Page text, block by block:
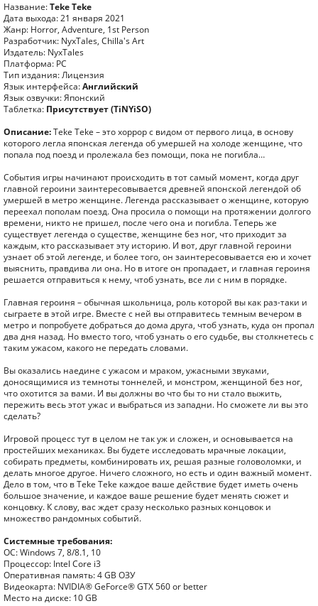
Название:Teke Teke
Дата выхода: 21 января 2021
Жанр: Horror, Adventure, 1st Person
Разработчик: NyxTales, Chilla's Art
Издатель: NyxTales
Платформа: PC
Тип издания: Лицензия
Язык интерфейса:Английский
Язык озвучки: Японский
Таблетка: Присутствует (TiNYiSO)
Описание:Teke Teke – это хоррор с видом от первого лица, в основу
которого легла японская легенда об умершей на холоде женщине, что
попала под поезд и пролежала без помощи, пока не погибла…
События игры начинают происходить в тот самый момент, когда друг
главной героини заинтересовывается древней японской легендой об
умершей в метро женщине. Легенда рассказывает о женщине, которую
переехал пополам поезд. Она просила о помощи на протяжении долгого
времени, никто не пришел, после чего она и погибла. Теперь же
существует легенда о существе, женщине без ног, что приходит за
каждым, кто рассказывает эту историю. И вот, друг главной героини
узнает об этой легенде, и более того, он заинтересовывается ею и хочет
выяснить, правдива ли она. Но в итоге он пропадает, и главная героиня
решается отправиться к нему, чтоб узнать, все ли с ним в порядке.
Главная героиня – обычная школьница, роль которой вы как раз-таки и
сыграете в этой игре. Вместе с ней вы отправитесь темным вечером в
метро и попробуете добраться до дома друга, чтоб узнать, куда он пропал
два дня назад. Но вместо того, чтоб узнать о его судьбе, вы столкнетесь с
таким ужасом, какого не передать словами.
Вы оказались наедине с ужасом и мраком, ужасными звуками,
доносящимися из темноты тоннелей, и монстром, женщиной без ног,
что охотится за вами. И вы должны во что бы то ни стало выжить,
пережить весь этот ужас и выбраться из западни. Но сможете ли вы это
сделать?
Игровой процесс тут в целом не так уж и сложен, и основывается на
простейших механиках. Вы будете исследовать мрачные локации,
собирать предметы, комбинировать их, решая разные головоломки, и
делать многое другое. Ничего сложного, но есть и один важный момент.
Дело в том, что в Teke Teke каждое ваше действие будет иметь очень
большое значение, и каждое ваше решение будет менять сюжет и
концовку. К слову, вас ждет сразу несколько разных концовок и
множество рандомных событий.
Системные требования:
ОС: Windows 7, 8/8.1, 10
Процессор: Intel Core i3
Оперативная память: 4 GB ОЗУ
Видеокарта: NVIDIA® GeForce® GTX 560 or better
Место на диске: 10 GB